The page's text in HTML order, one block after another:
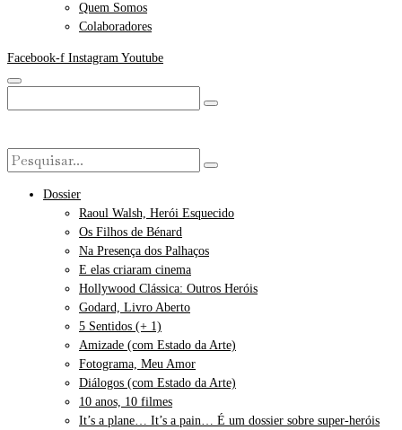
Quem Somos
Colaboradores
Facebook-f Instagram Youtube
Dossier
Raoul Walsh, Herói Esquecido
Os Filhos de Bénard
Na Presença dos Palhaços
E elas criaram cinema
Hollywood Clássica: Outros Heróis
Godard, Livro Aberto
5 Sentidos (+ 1)
Amizade (com Estado da Arte)
Fotograma, Meu Amor
Diálogos (com Estado da Arte)
10 anos, 10 filmes
It’s a plane… It’s a pain… É um dossier sobre super-heróis